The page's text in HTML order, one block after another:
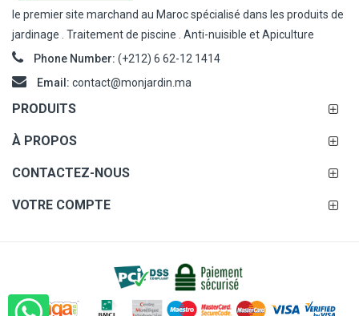
le premier site marchand au Maroc spécialisé dans les produits de
jardinage . Traitement de piscine . Anti-nuisible et Apiculture
Phone Number: (+212) 6 62-12 1414
Email: contact@monjardin.ma
PRODUITS
À PROPOS
CONTACTEZ-NOUS
VOTRE COMPTE